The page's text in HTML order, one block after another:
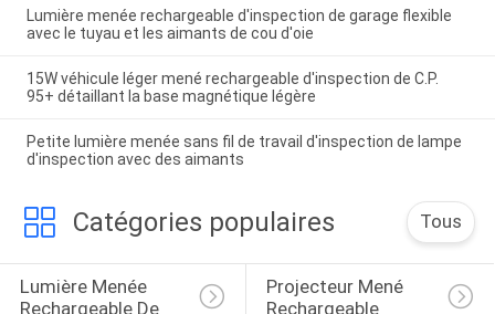
Lumière menée rechargeable d'inspection de garage flexible
avec le tuyau et les aimants de cou d'oie
15W véhicule léger mené rechargeable d'inspection de C.P.
95+ détaillant la base magnétique légère
Petite lumière menée sans fil de travail d'inspection de lampe
d'inspection avec des aimants
Catégories populaires Tous
Lumière Menée
Rechargeable De
Projecteur Mené
Rechargeable